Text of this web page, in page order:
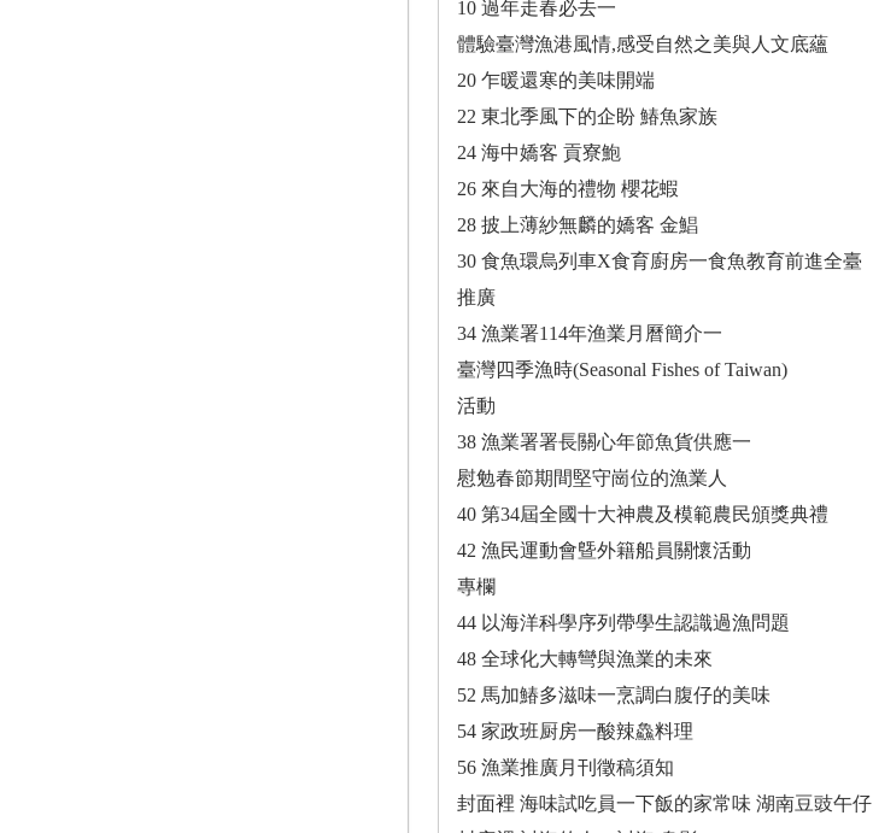
10 過年走春必去一
體驗臺灣漁港風情,感受自然之美與人文底蘊
20 乍暖還寒的美味開端
22 東北季風下的企盼 鰆魚家族
24 海中嬌客 貢寮鮑
26 來自大海的禮物 櫻花蝦
28 披上薄紗無麟的嬌客 金鯧
30 食魚環烏列車X食育廚房一食魚教育前進全臺
推廣
34 漁業署114年渔業月曆簡介一
臺灣四季漁時(Seasonal Fishes of Taiwan)
活動
38 漁業署署長關心年節魚貨供應一
慰勉春節期間堅守崗位的漁業人
40 第34屆全國十大神農及模範農民頒獎典禮
42 漁民運動會曁外籍船員關懷活動
專欄
44 以海洋科學序列帶學生認識過漁問題
48 全球化大轉彎與漁業的未來
52 馬加鰆多滋味一烹調白腹仔的美味
54 家政班厨房一酸辣鱻料理
56 漁業推廣月刊徵稿須知
封面裡 海味試吃員一下飯的家常味 湖南豆豉午仔